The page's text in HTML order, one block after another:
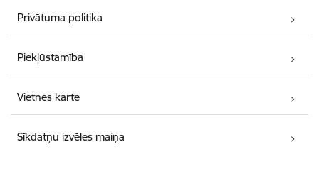
Privātuma politika
Piekļūstamība
Vietnes karte
Sīkdatņu izvēles maiņa